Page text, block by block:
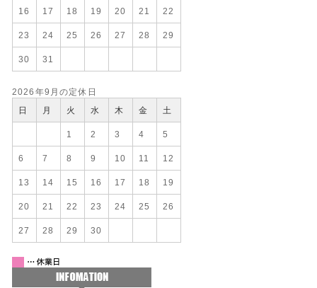
16 17 18 19 20 21 22
23 24 25 26 27 28 29
30 31
2026年9月の定休日
日
月 火 水 木 金 土
1 2 3 4 5
6 7 8 9 10 11 12
13 14 15 16 17 18 19
20 21 22 23 24 25 26
27 28 29 30